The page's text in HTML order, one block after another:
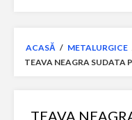
ACASĂ / METALURGICE
TEAVA NEAGRA SUDATA
TEAVA